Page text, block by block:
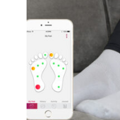
SIREN CARE, a mis
des chaussettes
pour objectif,
diabétiques,
d’ulcères pouvant